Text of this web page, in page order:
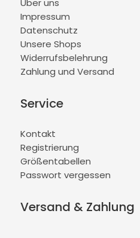
Impressum
Datenschutz
Unsere Shops
Widerrufsbelehrung
Zahlung und Versand
Service
Kontakt
Registrierung
Größentabellen
Passwort vergessen
Versand & Zahlung